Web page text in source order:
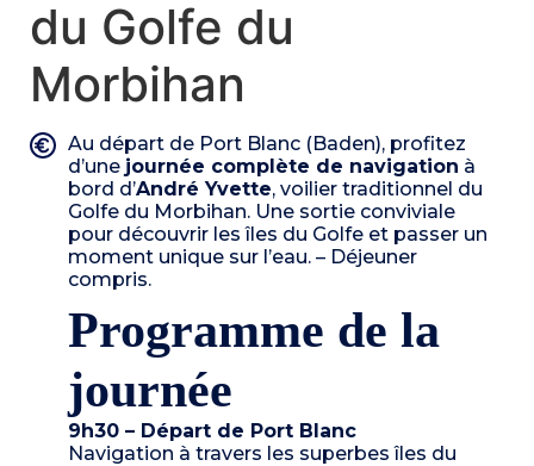
du Golfe du
Morbihan
Au départ de Port Blanc (Baden), profitez
d’une journée complète de navigation à
bord d’André Yvette, voilier traditionnel du
Golfe du Morbihan. Une sortie conviviale
pour découvrir les îles du Golfe et passer un
moment unique sur l’eau. – Déjeuner
compris.
Programme de la
journée
9h30 – Départ de Port Blanc
Navigation à travers les superbes îles du